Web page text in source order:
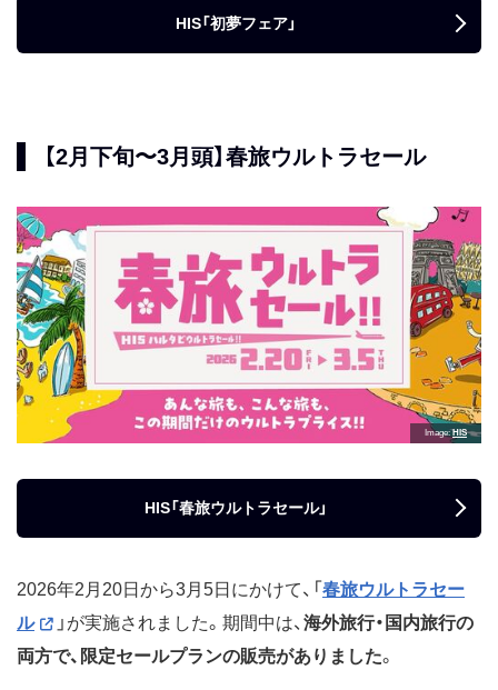
HIS「初夢フェア」
【2月下旬〜3月頭】春旅ウルトラセール
Image HIS
HIS「春旅ウルトラセール」
2026年2月20日から3月5日にかけて、「 春旅ウルトラセー
ル
」が実施されました。期間中は、海外旅行・国内旅行の
両方で、限定セールプランの販売がありました。